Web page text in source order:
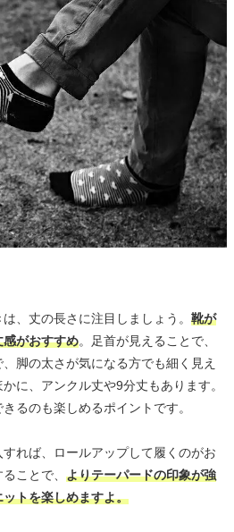
、丈の長さに注目しましょう。 靴が
がおすすめ。足首が見えることで、
脚の太さが気になる方でも細く見え
に、アンクル丈や9分丈もあります。
るのも楽しめるポイントです。
れば、ロールアップして履くのがお
ことで、 よりテーパードの印象が強
トを楽しめますよ。